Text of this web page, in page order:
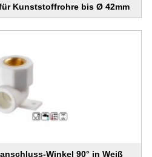
Kunststoffrohre bis Ø 42mm
Winkel 90° in Weiß